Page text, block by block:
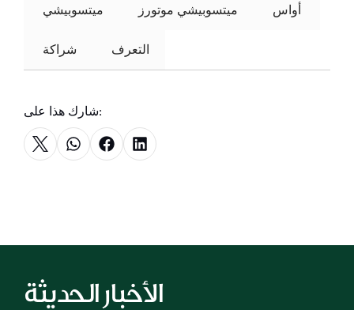
ميتسوبيشي موتورز
التعرف
شارك هذا على:
الأخبار الحديثة